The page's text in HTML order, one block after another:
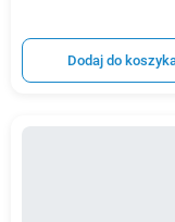
Dodaj do